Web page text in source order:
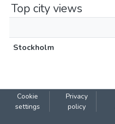
Top city views
Stockholm
Cookie
settings
Privacy
policy